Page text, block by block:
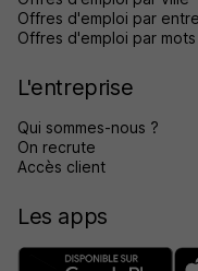
Offres d'emploi par
Offres d'emploi par
L'entreprise
Qui sommes-nous ?
On recrute
Accès client
Les apps